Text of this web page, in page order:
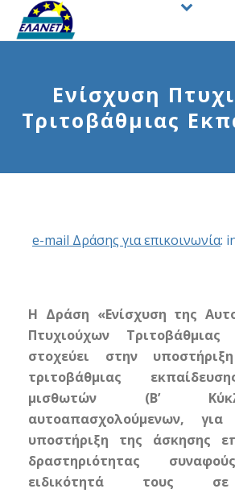
Ενίσχυση
Τριτοβάθμιας
e-mail Δράσης για επικοινωνία:
Η Δράση «Ενίσχυση της
Πτυχιούχων Τριτοβάθμιας
στοχεύει στην
τριτοβάθμιας
μισθωτών (Β’
αυτοαπασχολούμενων,
υποστήριξη της άσκησης
δραστηριότητας
ειδικότητά τους